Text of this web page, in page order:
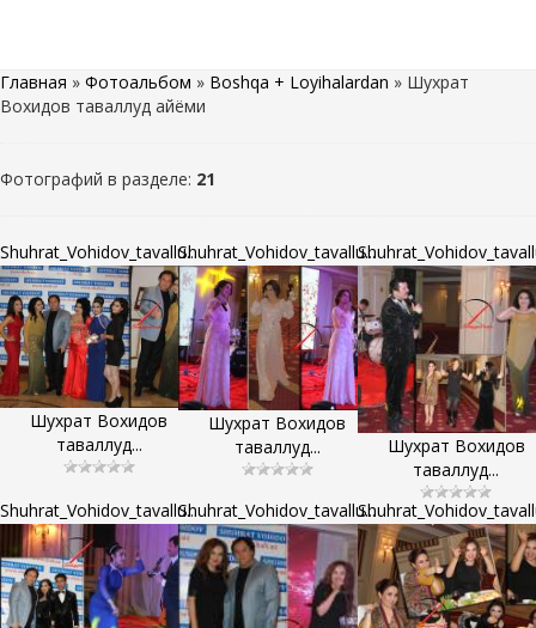
Главная » Фотоальбом » Boshqa + Loyihalardan » Шухрат
Вохидов таваллуд айёми
Фотографий в разделе: 21
Shuhrat_Vohidov_tavallu...
Шухрат Вохидов
таваллуд...
Shuhrat_Vohidov_tavallu...
Шухрат Вохидов
таваллуд...
Шухрат Вохидов
таваллуд...
Shuhrat_Vohidov_tavallu...Shuhrat_Vohidov_tavallu...